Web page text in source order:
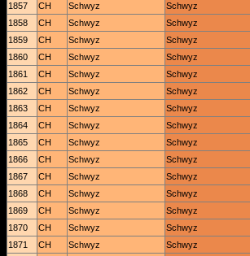
1857
CH Schwyz Schwyz
1858
CH Schwyz Schwyz
1859
CH Schwyz Schwyz
1860
CH Schwyz Schwyz
1861
CH Schwyz Schwyz
1862
CH Schwyz Schwyz
1863
CH Schwyz Schwyz
1864
CH Schwyz Schwyz
1865
CH Schwyz Schwyz
1866
CH Schwyz Schwyz
1867
CH Schwyz Schwyz
1868
CH Schwyz Schwyz
1869
CH Schwyz Schwyz
1870
CH Schwyz Schwyz
1871
CH Schwyz Schwyz